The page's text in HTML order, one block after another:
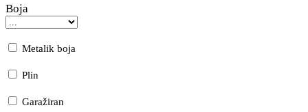
Boja
Metalik boja
Plin
Garažiran